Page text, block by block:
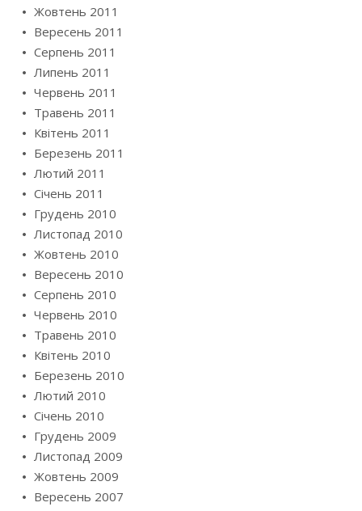
Жовтень 2011
Вересень 2011
Серпень 2011
Липень 2011
Червень 2011
Травень 2011
Квітень 2011
Березень 2011
Лютий 2011
Січень 2011
Грудень 2010
Листопад 2010
Жовтень 2010
Вересень 2010
Серпень 2010
Червень 2010
Травень 2010
Квітень 2010
Березень 2010
Лютий 2010
Січень 2010
Грудень 2009
Листопад 2009
Жовтень 2009
Вересень 2007